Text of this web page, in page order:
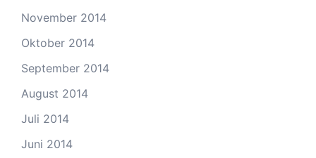
November 2014
Oktober 2014
September 2014
August 2014
Juli 2014
Juni 2014